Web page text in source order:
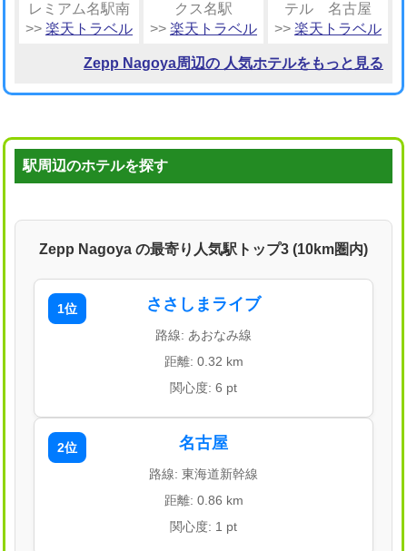
レミアム名駅南
>> 楽天トラベル
クス名駅
>> 楽天トラベル
テル 名古屋
>> 楽天トラベル
Zepp Nagoya周辺の 人気ホテルをもっと見る
駅周辺のホテルを探す
Zepp Nagoya の最寄り人気駅トップ3 (10km圏内)
1位 ささしまライブ
路線: あおなみ線
距離: 0.32 km
関心度: 6 pt
2位 名古屋
路線: 東海道新幹線
距離: 0.86 km
関心度: 1 pt